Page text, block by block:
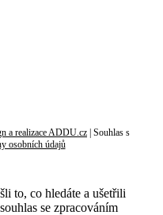
a realizace ADDU.cz Souhlas s
osobních údajů
to, co hledáte a ušetřili
se zpracováním